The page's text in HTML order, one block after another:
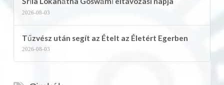
2026-08-03
Tűzvész után segít az Ételt az Életért Egerben
2026-08-03